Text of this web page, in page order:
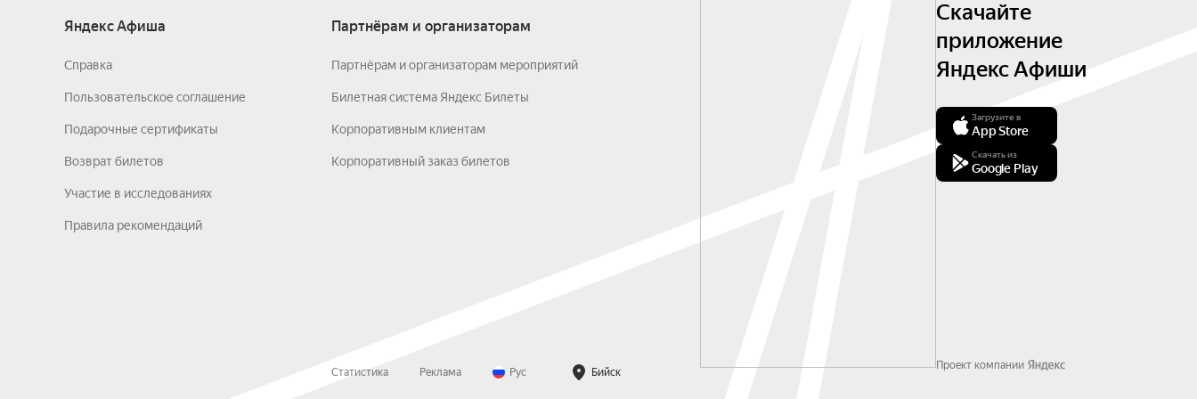
Яндекс Афиша
Справка
Пользовательское соглашение
Подарочные сертификаты
Возврат билетов
Участие в исследованиях
Правила рекомендаций
Партнёрам и организаторам
Партнёрам и организаторам мероприятий
Билетная система Яндекс Билеты
Корпоративным клиентам
Корпоративный заказ билетов
Статистика Реклама Рус Бийск
Скачайте
приложение
Яндекс Афиши
Загрузите в
App Store
Скачать из
Google Play
Проект компании